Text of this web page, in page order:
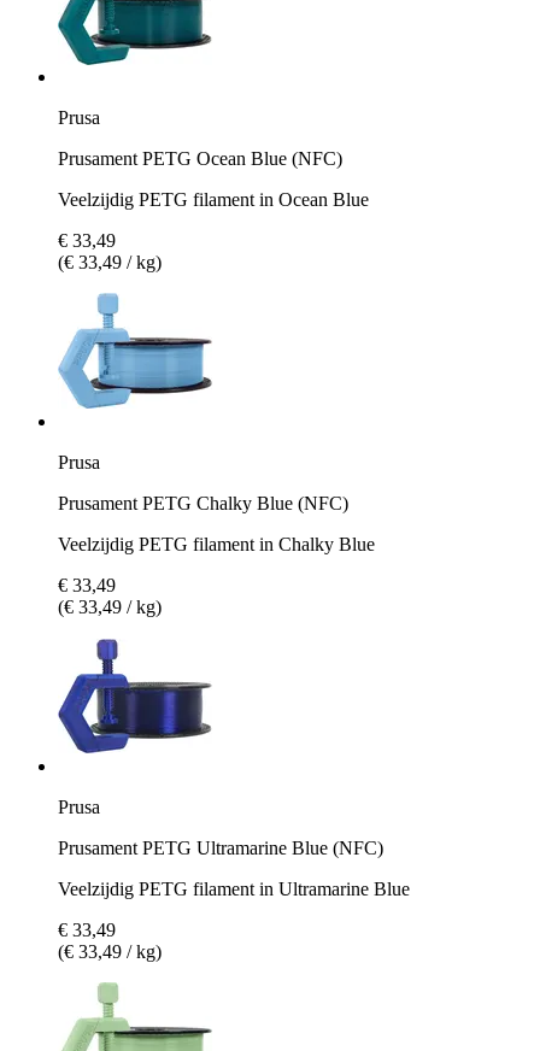
Prusa
Prusament PETG Ocean Blue (NFC)
Veelzijdig PETG filament in Ocean Blue
€ 33,49
(€ 33,49 / kg)
Prusa
Prusament PETG Chalky Blue (NFC)
Veelzijdig PETG filament in Chalky Blue
€ 33,49
(€ 33,49 / kg)
Prusa
Prusament PETG Ultramarine Blue (NFC)
Veelzijdig PETG filament in Ultramarine Blue
€ 33,49
(€ 33,49 / kg)